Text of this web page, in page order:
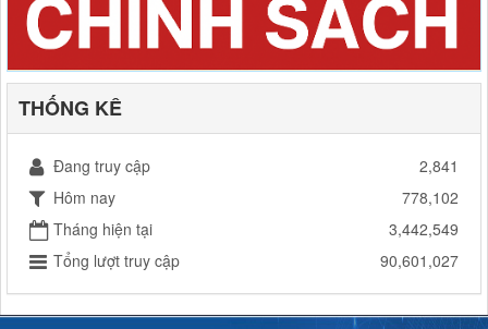
THỐNG KÊ
Đang truy cập
2,841
Hôm nay
778,102
Tháng hiện tại
3,442,549
Tổng lượt truy cập
90,601,027